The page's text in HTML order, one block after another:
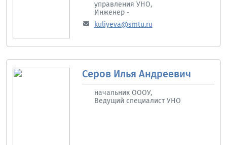
управления УНО,
Инженер -
kuliyeva@smtu.ru
Серов Илья Андреевич
начальник ОООУ,
Ведущий специалист УНО